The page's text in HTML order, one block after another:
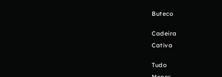
Buteco
Cadeira
Cativa
Tudo